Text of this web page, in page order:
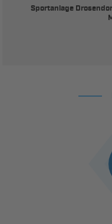
Sportanlage